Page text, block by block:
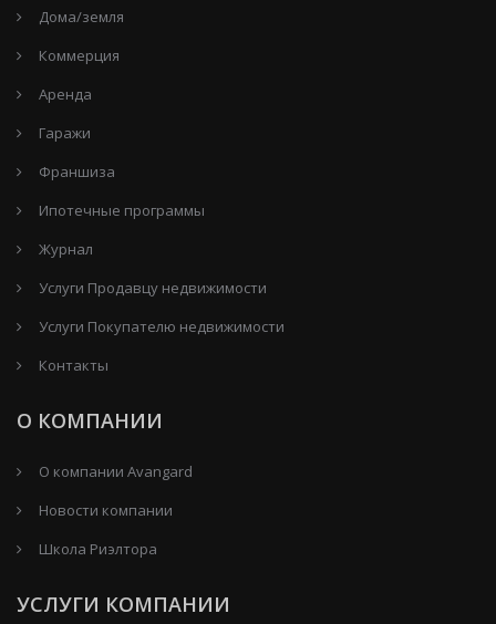
Дома/земля
Коммерция
Аренда
Гаражи
Франшиза
Ипотечные программы
Журнал
Услуги Продавцу недвижимости
Услуги Покупателю недвижимости
Контакты
О КОМПАНИИ
О компании Avangard
Новости компании
Школа Риэлтора
УСЛУГИ КОМПАНИИ